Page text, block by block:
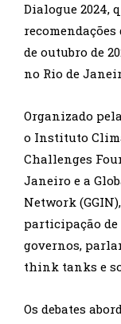
Dialogue 2024,
de outubro de
no Rio de
Organizado
o Instituto
Challenges
Janeiro e a
Network
participação de
governos,
think tanks e
Os debates